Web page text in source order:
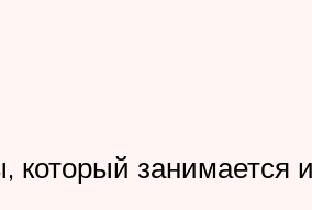
занимается